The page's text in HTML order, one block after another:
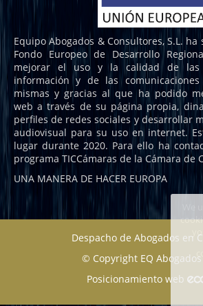
Equipo Abogados & Consultores, S.L.
Fondo Europeo de Desarrollo
mejorar el uso y la calidad de las
información y de las
mismas y gracias al que ha podido
web a través de su página propia,
perfiles de redes sociales y desarrollar
audiovisual para su uso en internet.
lugar durante 2020. Para ello ha
programa TICCámaras de la Cámara de
UNA MANERA DE HACER EUROPA
Despacho de Abogados en
© Copyright EQ Abogados
Posicionamiento web